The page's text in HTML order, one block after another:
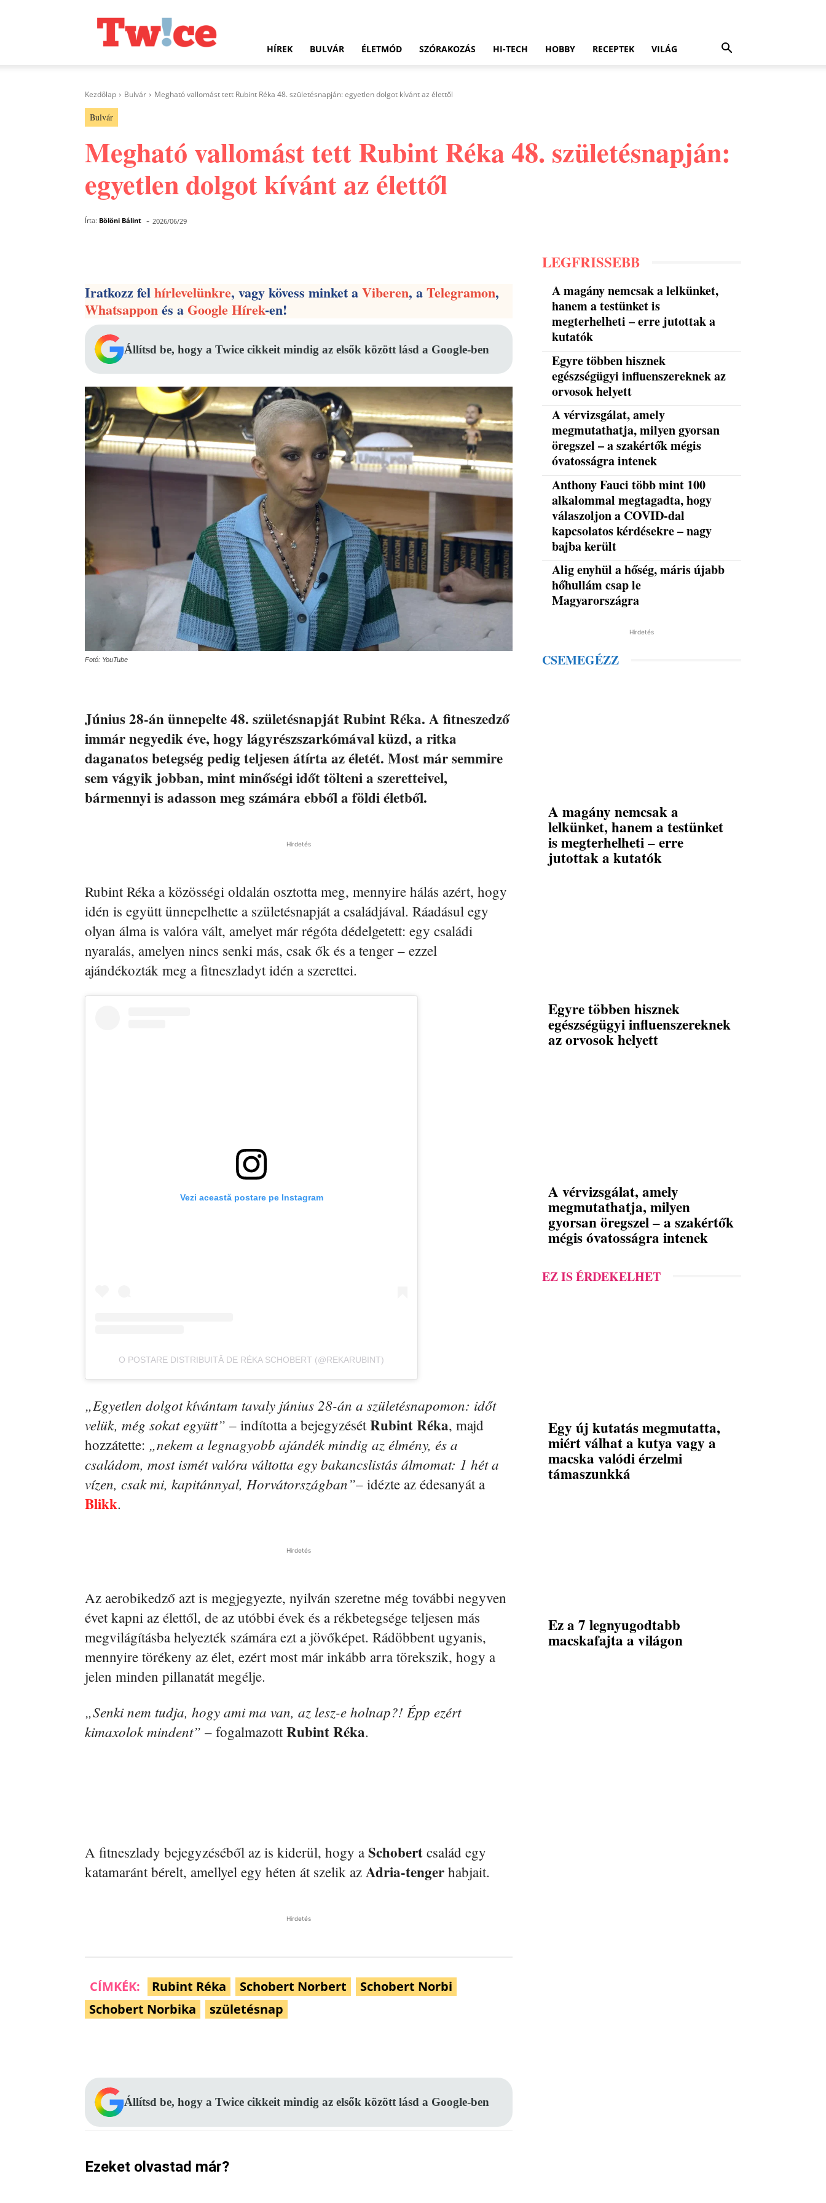
HÍREK BULVÁR ÉLETMÓD SZÓRAKOZÁS HI-TECH HOBBY RECEPTEK VILÁG
Kezdőlap Bulvár Megható vallomást tett Rubint Réka 48. születésnapján: egyetlen dolgot kívánt az élettől
Bulvár
Megható vallomást tett Rubint Réka 48. születésnapján:
egyetlen dolgot kívánt az élettől
Írta: Bölöni Bálint - 2026/06/29
Iratkozz felhírlevelünkre, vagy kövess minket aViberen, aTelegramon,
Whatsapponés aGoogle Hírek-en!
Állítsd be, hogy a Twice cikkeit mindig az elsők között lásd a Google-ben
Fotó: YouTube
Június 28-án ünnepelte 48. születésnapját Rubint Réka. A fitneszedző
immár negyedik éve, hogy lágyrészszarkómával küzd, a ritka
daganatos betegség pedig teljesen átírta az életét. Most már semmire
sem vágyik jobban, mint minőségi időt tölteni a szeretteivel,
bármennyi is adasson meg számára ebből a földi életből.
Hirdetés
Rubint Réka a közösségi oldalán osztotta meg, mennyire hálás azért, hogy
idén is együtt ünnepelhette a születésnapját a családjával. Ráadásul egy
olyan álma is valóra vált, amelyet már régóta dédelgetett: egy családi
nyaralás, amelyen nincs senki más, csak ők és a tenger – ezzel
ajándékozták meg a fitneszladyt idén a szerettei.
Vezi această postare pe Instagram
O POSTARE DISTRIBUITĂ DE RÉKA SCHOBERT (@REKARUBINT)
„Egyetlen dolgot kívántam tavaly június 28-án a születésnapomon: időt
velük, még sokat együtt” – indította a bejegyzésétRubint Réka, majd
hozzátette: „nekem a legnagyobb ajándék mindig az élmény, és a
családom, most ismét valóra váltotta egy bakancslistás álmomat: 1 hét a
vízen, csak mi, kapitánnyal, Horvátországban”– idézte az édesanyát a
Blikk.
Hirdetés
Az aerobikedző azt is megjegyezte, nyilván szeretne még további negyven
évet kapni az élettől, de az utóbbi évek és a rékbetegsége teljesen más
megvilágításba helyezték számára ezt a jövőképet. Rádöbbent ugyanis,
mennyire törékeny az élet, ezért most már inkább arra törekszik, hogy a
jelen minden pillanatát megélje.
„Senki nem tudja, hogy ami ma van, az lesz-e holnap?! Épp ezért
kimaxolok mindent” – fogalmazottRubint Réka.
A fitneszlady bejegyzéséből az is kiderül, hogy a Schobert család egy
katamaránt bérelt, amellyel egy héten át szelik az Adria-tenger habjait.
Hirdetés
CÍMKÉK: Rubint Réka Schobert Norbert
Schobert Norbi
Schobert Norbika
születésnap
Állítsd be, hogy a Twice cikkeit mindig az elsők között lásd a Google-ben
Ezeket olvastad már?
LEGFRISSEBB
A magány nemcsak a lelkünket,
hanem a testünket is
megterhelheti – erre jutottak a
kutatók
Egyre többen hisznek
egészségügyi influenszereknek az
orvosok helyett
A vérvizsgálat, amely
megmutathatja, milyen gyorsan
öregszel – a szakértők mégis
óvatosságra intenek
Anthony Fauci több mint 100
alkalommal megtagadta, hogy
válaszoljon a COVID-dal
kapcsolatos kérdésekre – nagy
bajba került
Alig enyhül a hőség, máris újabb
hőhullám csap le
Magyarországra
Hirdetés
CSEMEGÉZZ
A magány nemcsak a
lelkünket, hanem a testünket
is megterhelheti – erre
jutottak a kutatók
Egyre többen hisznek
egészségügyi influenszereknek
az orvosok helyett
A vérvizsgálat, amely
megmutathatja, milyen
gyorsan öregszel – a szakértők
mégis óvatosságra intenek
EZ IS ÉRDEKELHET
Egy új kutatás megmutatta,
miért válhat a kutya vagy a
macska valódi érzelmi
támaszunkká
Ez a 7 legnyugodtabb
macskafajta a világon